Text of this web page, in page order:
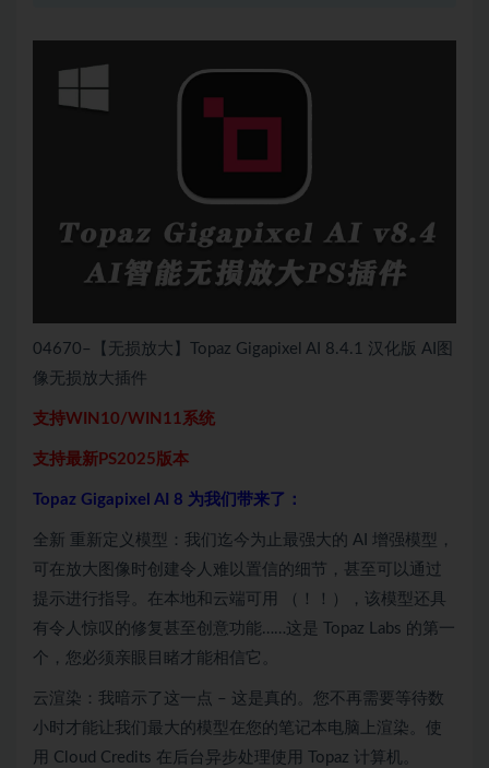
04670–【无损放大】Topaz Gigapixel AI 8.4.1 汉化版 AI图
像无损放大插件
支持WIN10/WIN11系统
支持最新PS2025版本
Topaz Gigapixel AI 8 为我们带来了：
全新 重新定义模型：我们迄今为止最强大的 AI 增强模型，
可在放大图像时创建令人难以置信的细节，甚至可以通过
提示进行指导。在本地和云端可用 （！！），该模型还具
有令人惊叹的修复甚至创意功能……这是 Topaz Labs 的第一
个，您必须亲眼目睹才能相信它。
云渲染：我暗示了这一点 – 这是真的。您不再需要等待数
小时才能让我们最大的模型在您的笔记本电脑上渲染。使
用 Cloud Credits 在后台异步处理使用 Topaz 计算机。